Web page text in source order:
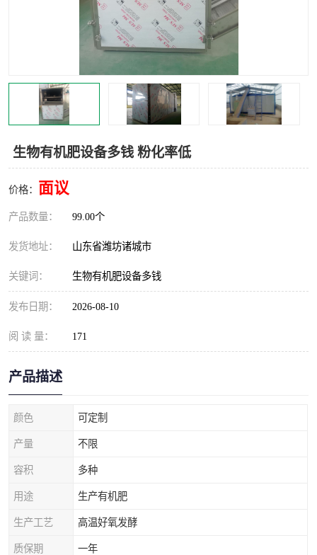
生物有机肥设备多钱 粉化率低
价格： 面议
产品数量： 99.00个
发货地址： 山东省潍坊诸城市
关键词： 生物有机肥设备多钱
发布日期： 2026-08-10
阅 读 量： 171
产品描述
颜色 可定制
产量 不限
容积 多种
用途 生产有机肥
生产工艺 高温好氧发酵
质保期 一年